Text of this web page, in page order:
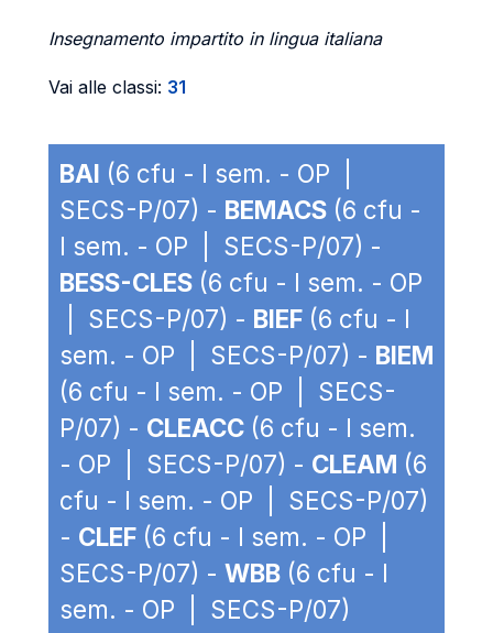
Insegnamento impartito in lingua italiana
Vai alle classi: 31
BAI (6 cfu - I sem. - OP |
SECS-P/07) - BEMACS (6 cfu -
I sem. - OP | SECS-P/07) -
BESS-CLES (6 cfu - I sem. - OP
| SECS-P/07) - BIEF (6 cfu - I
sem. - OP | SECS-P/07) - BIEM
(6 cfu - I sem. - OP | SECS-
P/07) - CLEACC (6 cfu - I sem.
- OP | SECS-P/07) - CLEAM (6
cfu - I sem. - OP | SECS-P/07)
- CLEF (6 cfu - I sem. - OP |
SECS-P/07) - WBB (6 cfu - I
sem. - OP | SECS-P/07)